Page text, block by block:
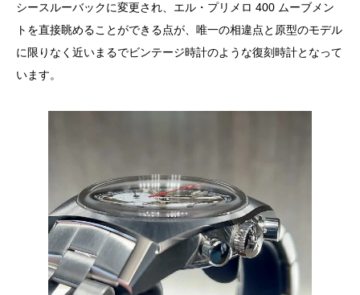
シースルーバックに変更され、エル・プリメロ 400 ムーブメン
トを直接眺めることができる点が、唯一の相違点と原型のモデル
に限りなく近いまるでビンテージ時計のような復刻時計となって
います。